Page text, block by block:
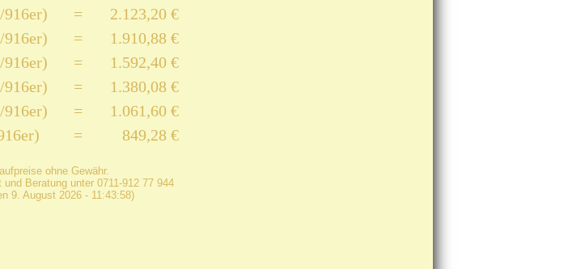
916er)
=
2.123,20 €
916er)
=
1.910,88 €
916er)
=
1.592,40 €
916er)
=
1.380,08 €
916er)
=
1.061,60 €
= 849,28 €
ohne Gewähr.
Beratung unter 0711-912 77 944
9. August 2026 - 11:43:58)